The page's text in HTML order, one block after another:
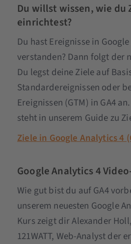
Du willst wissen, wie du
einrichtest?
Du hast Ereignisse in
verstanden? Dann folgt der
Du legst deine Ziele auf
Standardereignissen oder
Ereignissen (GTM) in GA4
steht in unserem Guide zu
Ziele in Google Analytics 4
Google Analytics 4
Wie gut bist du auf GA4
unserem neuesten Google
Kurs zeigt dir Alexander
121WATT, Web-Analyst der